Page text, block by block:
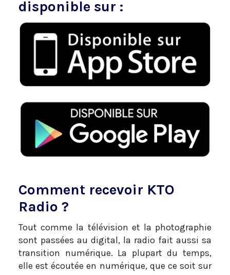
disponible sur :
Comment recevoir KTO
Radio ?
Tout comme la télévision et la photographie
sont passées au digital, la radio fait aussi sa
transition numérique. La plupart du temps,
elle est écoutée en numérique, que ce soit sur